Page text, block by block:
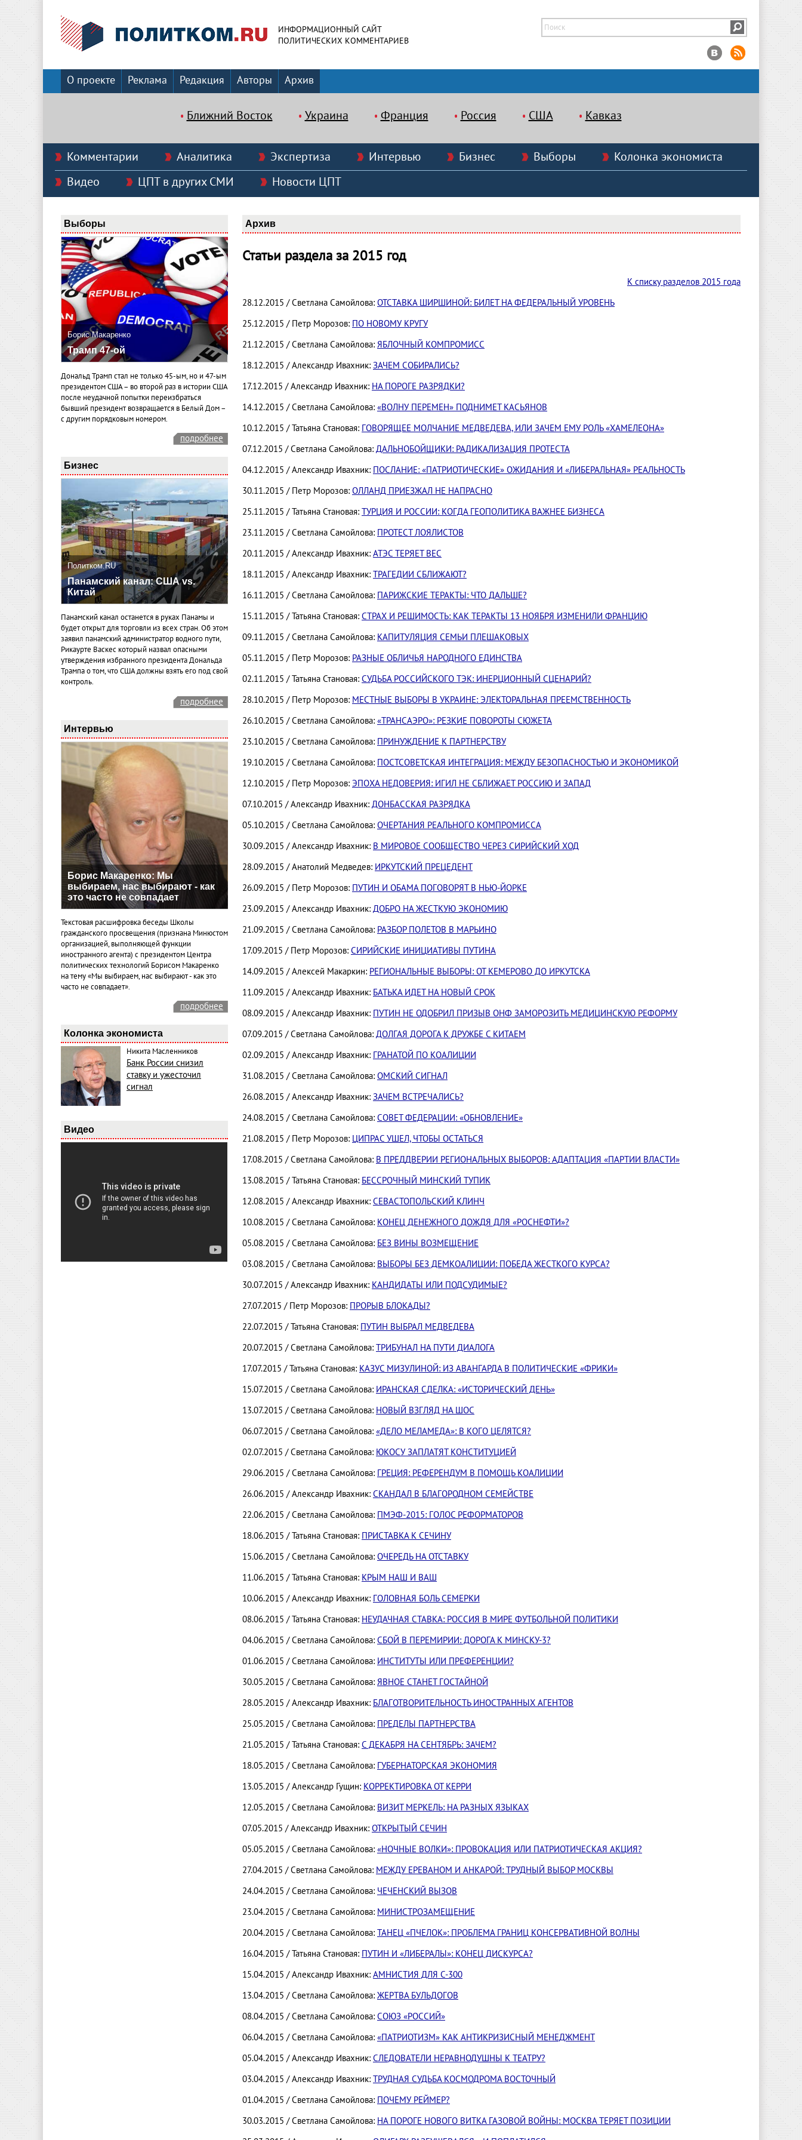
ИНФОРМАЦИОННЫЙ САЙТ
ПОЛИТИЧЕСКИХ КОММЕНТАРИЕВ
О проекте Реклама Редакция Авторы Архив
Ближний Восток Украина Франция Россия США Кавказ
Комментарии Аналитика Экспертиза Интервью Бизнес Выборы
Колонка экономиста
Видео
ЦПТ в других СМИ Новости ЦПТ
Выборы
Борис Макаренко
Трамп 47-ой
Дональд Трамп стал не только 45-ым, но и 47-ым
президентом США – во второй раз в истории США
после неудачной попытки переизбраться
бывший президент возвращается в Белый Дом –
с другим порядковым номером.
подробнее
Бизнес
Политком.RU
Панамский канал: США vs.
Китай
Панамский канал останется в руках Панамы и
будет открыт для торговли из всех стран. Об этом
заявил панамский администратор водного пути,
Рикаурте Васкес который назвал опасными
утверждения избранного президента Дональда
Трампа о том, что США должны взять его под свой
контроль.
подробнее
Интервью
Борис Макаренко: Мы
выбираем, нас выбирают - как
это часто не совпадает
Текстовая расшифровка беседы Школы
гражданского просвещения (признана Минюстом
организацией, выполняющей функции
иностранного агента) с президентом Центра
политических технологий Борисом Макаренко
на тему «Мы выбираем, нас выбирают - как это
часто не совпадает».
подробнее
Колонка экономиста
Никита Масленников
Банк России снизил
ставку и ужесточил
сигнал
Видео
Архив
Статьи раздела за 2015 год
К списку разделов 2015 года
28.12.2015 / Светлана Самойлова: ОТСТАВКА ШИРШИНОЙ: БИЛЕТ НА ФЕДЕРАЛЬНЫЙ УРОВЕНЬ
25.12.2015 / Петр Морозов: ПО НОВОМУ КРУГУ
21.12.2015 / Светлана Самойлова: ЯБЛОЧНЫЙ КОМПРОМИСС
18.12.2015 / Александр Ивахник: ЗАЧЕМ СОБИРАЛИСЬ?
17.12.2015 / Александр Ивахник: НА ПОРОГЕ РАЗРЯДКИ?
14.12.2015 / Светлана Самойлова: «ВОЛНУ ПЕРЕМЕН» ПОДНИМЕТ КАСЬЯНОВ
10.12.2015 / Татьяна Становая: ГОВОРЯЩЕЕ МОЛЧАНИЕ МЕДВЕДЕВА, ИЛИ ЗАЧЕМ ЕМУ РОЛЬ «ХАМЕЛЕОНА»
07.12.2015 / Светлана Самойлова: ДАЛЬНОБОЙЩИКИ: РАДИКАЛИЗАЦИЯ ПРОТЕСТА
04.12.2015 / Александр Ивахник: ПОСЛАНИЕ: «ПАТРИОТИЧЕСКИЕ» ОЖИДАНИЯ И «ЛИБЕРАЛЬНАЯ» РЕАЛЬНОСТЬ
30.11.2015 / Петр Морозов: ОЛЛАНД ПРИЕЗЖАЛ НЕ НАПРАСНО
25.11.2015 / Татьяна Становая: ТУРЦИЯ И РОССИИ: КОГДА ГЕОПОЛИТИКА ВАЖНЕЕ БИЗНЕСА
23.11.2015 / Светлана Самойлова: ПРОТЕСТ ЛОЯЛИСТОВ
20.11.2015 / Александр Ивахник: АТЭС ТЕРЯЕТ ВЕС
18.11.2015 / Александр Ивахник: ТРАГЕДИИ СБЛИЖАЮТ?
16.11.2015 / Светлана Самойлова: ПАРИЖСКИЕ ТЕРАКТЫ: ЧТО ДАЛЬШЕ?
15.11.2015 / Татьяна Становая: СТРАХ И РЕШИМОСТЬ: КАК ТЕРАКТЫ 13 НОЯБРЯ ИЗМЕНИЛИ ФРАНЦИЮ
09.11.2015 / Светлана Самойлова: КАПИТУЛЯЦИЯ СЕМЬИ ПЛЕШАКОВЫХ
05.11.2015 / Петр Морозов: РАЗНЫЕ ОБЛИЧЬЯ НАРОДНОГО ЕДИНСТВА
02.11.2015 / Татьяна Становая: СУДЬБА РОССИЙСКОГО ТЭК: ИНЕРЦИОННЫЙ СЦЕНАРИЙ?
28.10.2015 / Петр Морозов: МЕСТНЫЕ ВЫБОРЫ В УКРАИНЕ: ЭЛЕКТОРАЛЬНАЯ ПРЕЕМСТВЕННОСТЬ
26.10.2015 / Светлана Самойлова: «ТРАНСАЭРО»: РЕЗКИЕ ПОВОРОТЫ СЮЖЕТА
23.10.2015 / Светлана Самойлова: ПРИНУЖДЕНИЕ К ПАРТНЕРСТВУ
19.10.2015 / Светлана Самойлова: ПОСТСОВЕТСКАЯ ИНТЕГРАЦИЯ: МЕЖДУ БЕЗОПАСНОСТЬЮ И ЭКОНОМИКОЙ
12.10.2015 / Петр Морозов: ЭПОХА НЕДОВЕРИЯ: ИГИЛ НЕ СБЛИЖАЕТ РОССИЮ И ЗАПАД
07.10.2015 / Александр Ивахник: ДОНБАССКАЯ РАЗРЯДКА
05.10.2015 / Светлана Самойлова: ОЧЕРТАНИЯ РЕАЛЬНОГО КОМПРОМИССА
30.09.2015 / Александр Ивахник: В МИРОВОЕ СООБЩЕСТВО ЧЕРЕЗ СИРИЙСКИЙ ХОД
28.09.2015 / Анатолий Медведев: ИРКУТСКИЙ ПРЕЦЕДЕНТ
26.09.2015 / Петр Морозов: ПУТИН И ОБАМА ПОГОВОРЯТ В НЬЮ-ЙОРКЕ
23.09.2015 / Александр Ивахник: ДОБРО НА ЖЕСТКУЮ ЭКОНОМИЮ
21.09.2015 / Светлана Самойлова: РАЗБОР ПОЛЕТОВ В МАРЬИНО
17.09.2015 / Петр Морозов: СИРИЙСКИЕ ИНИЦИАТИВЫ ПУТИНА
14.09.2015 / Алексей Макаркин: РЕГИОНАЛЬНЫЕ ВЫБОРЫ: ОТ КЕМЕРОВО ДО ИРКУТСКА
11.09.2015 / Александр Ивахник: БАТЬКА ИДЕТ НА НОВЫЙ СРОК
08.09.2015 / Александр Ивахник: ПУТИН НЕ ОДОБРИЛ ПРИЗЫВ ОНФ ЗАМОРОЗИТЬ МЕДИЦИНСКУЮ РЕФОРМУ
07.09.2015 / Светлана Самойлова: ДОЛГАЯ ДОРОГА К ДРУЖБЕ С КИТАЕМ
02.09.2015 / Александр Ивахник: ГРАНАТОЙ ПО КОАЛИЦИИ
31.08.2015 / Светлана Самойлова: ОМСКИЙ СИГНАЛ
26.08.2015 / Александр Ивахник: ЗАЧЕМ ВСТРЕЧАЛИСЬ?
24.08.2015 / Светлана Самойлова: СОВЕТ ФЕДЕРАЦИИ: «ОБНОВЛЕНИЕ»
21.08.2015 / Петр Морозов: ЦИПРАС УШЕЛ, ЧТОБЫ ОСТАТЬСЯ
17.08.2015 / Светлана Самойлова: В ПРЕДДВЕРИИ РЕГИОНАЛЬНЫХ ВЫБОРОВ: АДАПТАЦИЯ «ПАРТИИ ВЛАСТИ»
13.08.2015 / Татьяна Становая: БЕССРОЧНЫЙ МИНСКИЙ ТУПИК
12.08.2015 / Александр Ивахник: СЕВАСТОПОЛЬСКИЙ КЛИНЧ
10.08.2015 / Светлана Самойлова: КОНЕЦ ДЕНЕЖНОГО ДОЖДЯ ДЛЯ «РОСНЕФТИ»?
05.08.2015 / Светлана Самойлова: БЕЗ ВИНЫ ВОЗМЕЩЕНИЕ
03.08.2015 / Светлана Самойлова: ВЫБОРЫ БЕЗ ДЕМКОАЛИЦИИ: ПОБЕДА ЖЕСТКОГО КУРСА?
30.07.2015 / Александр Ивахник: КАНДИДАТЫ ИЛИ ПОДСУДИМЫЕ?
27.07.2015 / Петр Морозов: ПРОРЫВ БЛОКАДЫ?
22.07.2015 / Татьяна Становая: ПУТИН ВЫБРАЛ МЕДВЕДЕВА
20.07.2015 / Светлана Самойлова: ТРИБУНАЛ НА ПУТИ ДИАЛОГА
17.07.2015 / Татьяна Становая: КАЗУС МИЗУЛИНОЙ: ИЗ АВАНГАРДА В ПОЛИТИЧЕСКИЕ «ФРИКИ»
15.07.2015 / Светлана Самойлова: ИРАНСКАЯ СДЕЛКА: «ИСТОРИЧЕСКИЙ ДЕНЬ»
13.07.2015 / Светлана Самойлова: НОВЫЙ ВЗГЛЯД НА ШОС
06.07.2015 / Светлана Самойлова: «ДЕЛО МЕЛАМЕДА»: В КОГО ЦЕЛЯТСЯ?
02.07.2015 / Светлана Самойлова: ЮКОСУ ЗАПЛАТЯТ КОНСТИТУЦИЕЙ
29.06.2015 / Светлана Самойлова: ГРЕЦИЯ: РЕФЕРЕНДУМ В ПОМОЩЬ КОАЛИЦИИ
26.06.2015 / Александр Ивахник: СКАНДАЛ В БЛАГОРОДНОМ СЕМЕЙСТВЕ
22.06.2015 / Светлана Самойлова: ПМЭФ-2015: ГОЛОС РЕФОРМАТОРОВ
18.06.2015 / Татьяна Становая: ПРИСТАВКА К СЕЧИНУ
15.06.2015 / Светлана Самойлова: ОЧЕРЕДЬ НА ОТСТАВКУ
11.06.2015 / Татьяна Становая: КРЫМ НАШ И ВАШ
10.06.2015 / Александр Ивахник: ГОЛОВНАЯ БОЛЬ СЕМЕРКИ
08.06.2015 / Татьяна Становая: НЕУДАЧНАЯ СТАВКА: РОССИЯ В МИРЕ ФУТБОЛЬНОЙ ПОЛИТИКИ
04.06.2015 / Светлана Самойлова: СБОЙ В ПЕРЕМИРИИ: ДОРОГА К МИНСКУ-3?
01.06.2015 / Светлана Самойлова: ИНСТИТУТЫ ИЛИ ПРЕФЕРЕНЦИИ?
30.05.2015 / Светлана Самойлова: ЯВНОЕ СТАНЕТ ГОСТАЙНОЙ
28.05.2015 / Александр Ивахник: БЛАГОТВОРИТЕЛЬНОСТЬ ИНОСТРАННЫХ АГЕНТОВ
25.05.2015 / Светлана Самойлова: ПРЕДЕЛЫ ПАРТНЕРСТВА
21.05.2015 / Татьяна Становая: С ДЕКАБРЯ НА СЕНТЯБРЬ: ЗАЧЕМ?
18.05.2015 / Светлана Самойлова: ГУБЕРНАТОРСКАЯ ЭКОНОМИЯ
13.05.2015 / Александр Гущин: КОРРЕКТИРОВКА ОТ КЕРРИ
12.05.2015 / Светлана Самойлова: ВИЗИТ МЕРКЕЛЬ: НА РАЗНЫХ ЯЗЫКАХ
07.05.2015 / Александр Ивахник: ОТКРЫТЫЙ СЕЧИН
05.05.2015 / Светлана Самойлова: «НОЧНЫЕ ВОЛКИ»: ПРОВОКАЦИЯ ИЛИ ПАТРИОТИЧЕСКАЯ АКЦИЯ?
27.04.2015 / Светлана Самойлова: МЕЖДУ ЕРЕВАНОМ И АНКАРОЙ: ТРУДНЫЙ ВЫБОР МОСКВЫ
24.04.2015 / Светлана Самойлова: ЧЕЧЕНСКИЙ ВЫЗОВ
23.04.2015 / Светлана Самойлова: МИНИСТРОЗАМЕЩЕНИЕ
20.04.2015 / Светлана Самойлова: ТАНЕЦ «ПЧЕЛОК»: ПРОБЛЕМА ГРАНИЦ КОНСЕРВАТИВНОЙ ВОЛНЫ
16.04.2015 / Татьяна Становая: ПУТИН И «ЛИБЕРАЛЫ»: КОНЕЦ ДИСКУРСА?
15.04.2015 / Александр Ивахник: АМНИСТИЯ ДЛЯ С-300
13.04.2015 / Светлана Самойлова: ЖЕРТВА БУЛЬДОГОВ
08.04.2015 / Светлана Самойлова: СОЮЗ «РОССИЙ»
06.04.2015 / Светлана Самойлова: «ПАТРИОТИЗМ» КАК АНТИКРИЗИСНЫЙ МЕНЕДЖМЕНТ
05.04.2015 / Александр Ивахник: СЛЕДОВАТЕЛИ НЕРАВНОДУШНЫ К ТЕАТРУ?
03.04.2015 / Александр Ивахник: ТРУДНАЯ СУДЬБА КОСМОДРОМА ВОСТОЧНЫЙ
01.04.2015 / Светлана Самойлова: ПОЧЕМУ РЕЙМЕР?
30.03.2015 / Светлана Самойлова: НА ПОРОГЕ НОВОГО ВИТКА ГАЗОВОЙ ВОЙНЫ: МОСКВА ТЕРЯЕТ ПОЗИЦИИ